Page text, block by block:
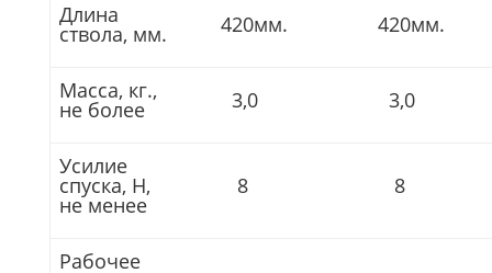
Длина
ствола, мм. 420мм. 420мм.
Масса, кг.,
не более 3,0 3,0
Усилие
спуска, Н,
не менее
8 8
Рабочее